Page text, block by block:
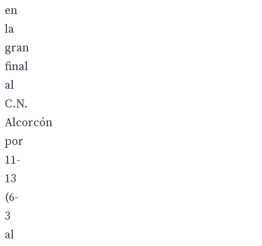
en
la
gran
final
al
C.N.
Alcorcón
por
11-
13
(6-
3
al